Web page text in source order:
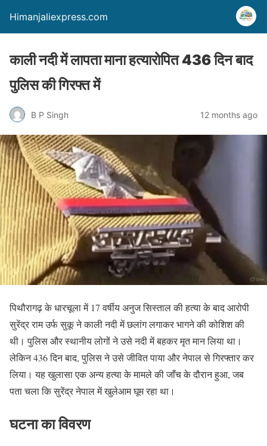
Himanjaliexpress.com
काली नदी में लापता माना हत्यारोपित 436 दिन बाद
पुलिस की गिरफ्त में
B P Singh 12 months ago
पिथौरागढ़ के धारचूला में 17 वर्षीय अनुज सिस्ताल की हत्या के बाद आरोपी
सुरेंद्र राम उर्फ सुकू ने काली नदी में छलांग लगाकर भागने की कोशिश की
थी। पुलिस और स्थानीय लोगों ने उसे नदी में बहकर मृत मान लिया था।
लेकिन 436 दिन बाद, पुलिस ने उसे जीवित पाया और नेपाल से गिरफ्तार कर
लिया। यह खुलासा एक अन्य हत्या के मामले की जाँच के दौरान हुआ, जब
पता चला कि सुरेंद्र नेपाल में खुलेआम घूम रहा था।
घटना का विवरण